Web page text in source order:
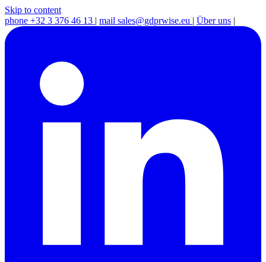
Skip to content
phone +32 3 376 46 13 | mail sales@gdprwise.eu | Über uns |